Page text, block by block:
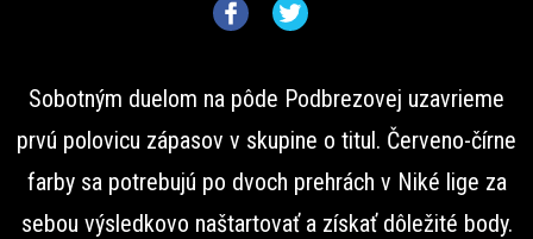
Sobotným duelom na pôde Podbrezovej uzavrieme
prvú polovicu zápasov v skupine o titul. Červeno-čírne
farby sa potrebujú po dvoch prehrách v Niké lige za
sebou výsledkovo naštartovať a získať dôležité body.